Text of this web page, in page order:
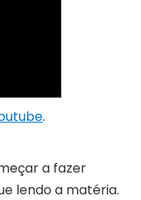
.
a fazer
lendo a matéria.